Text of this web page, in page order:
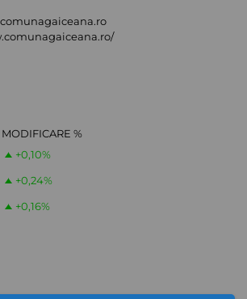
MODIFICARE %
+0,10%
+0,24%
+0,16%